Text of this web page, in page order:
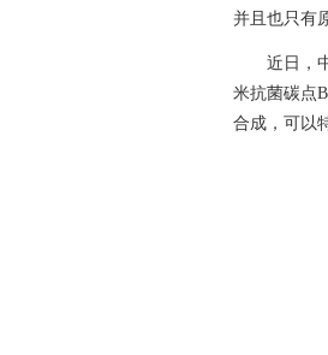
并且也只有
近日，
米抗菌碳点
合成，可以